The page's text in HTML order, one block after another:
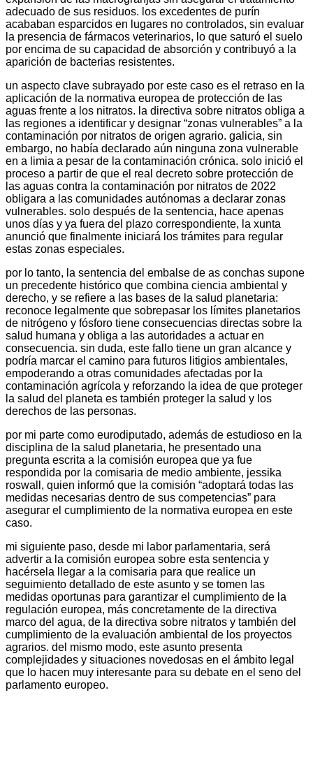
adecuado de sus residuos. los excedentes de purín
acababan esparcidos en lugares no controlados, sin evaluar
la presencia de fármacos veterinarios, lo que saturó el suelo
por encima de su capacidad de absorción y contribuyó a la
aparición de bacterias resistentes.
un aspecto clave subrayado por este caso es el retraso en la
aplicación de la normativa europea de protección de las
aguas frente a los nitratos. la directiva sobre nitratos obliga a
las regiones a identificar y designar “zonas vulnerables” a la
contaminación por nitratos de origen agrario. galicia, sin
embargo, no había declarado aún ninguna zona vulnerable
en a limia a pesar de la contaminación crónica. solo inició el
proceso a partir de que el real decreto sobre protección de
las aguas contra la contaminación por nitratos de 2022
obligara a las comunidades autónomas a declarar zonas
vulnerables. solo después de la sentencia, hace apenas
unos días y ya fuera del plazo correspondiente, la xunta
anunció que finalmente iniciará los trámites para regular
estas zonas especiales.
por lo tanto, la sentencia del embalse de as conchas supone
un precedente histórico que combina ciencia ambiental y
derecho, y se refiere a las bases de la salud planetaria:
reconoce legalmente que sobrepasar los límites planetarios
de nitrógeno y fósforo tiene consecuencias directas sobre la
salud humana y obliga a las autoridades a actuar en
consecuencia. sin duda, este fallo tiene un gran alcance y
podría marcar el camino para futuros litigios ambientales,
empoderando a otras comunidades afectadas por la
contaminación agrícola y reforzando la idea de que proteger
la salud del planeta es también proteger la salud y los
derechos de las personas.
por mi parte como eurodiputado, además de estudioso en la
disciplina de la salud planetaria, he presentado una
pregunta escrita a la comisión europea que ya fue
respondida por la comisaria de medio ambiente, jessika
roswall, quien informó que la comisión “adoptará todas las
medidas necesarias dentro de sus competencias” para
asegurar el cumplimiento de la normativa europea en este
caso.
mi siguiente paso, desde mi labor parlamentaria, será
advertir a la comisión europea sobre esta sentencia y
hacérsela llegar a la comisaria para que realice un
seguimiento detallado de este asunto y se tomen las
medidas oportunas para garantizar el cumplimiento de la
regulación europea, más concretamente de la directiva
marco del agua, de la directiva sobre nitratos y también del
cumplimiento de la evaluación ambiental de los proyectos
agrarios. del mismo modo, este asunto presenta
complejidades y situaciones novedosas en el ámbito legal
que lo hacen muy interesante para su debate en el seno del
parlamento europeo.